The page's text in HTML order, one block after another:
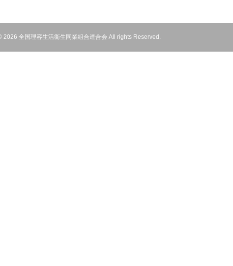
2026 全国理容生活衛生同業組合連合会 All rights Reserved.